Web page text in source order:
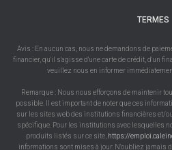
TERMES
Avis : En aucun cas, nous ne demandons de
financier, qu'il s'agisse d'une carte de crédit, d'un
veuillez nous en informer
Remarque : Nous nous efforçons de maintenir
possible. Il est important de noter que ces
sur les sites web des institutions financières et/
spécifique. Pour les institutions avec lesquelles
produits listés sur ce site, https://
informations sont mises à jour. N'oubliez jamais